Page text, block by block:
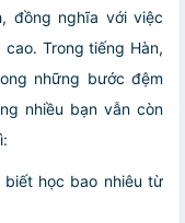
đồng nghĩa với việc
Trong tiếng Hàn,
những bước đệm
nhiều bạn vẫn còn
biết học bao nhiêu từ